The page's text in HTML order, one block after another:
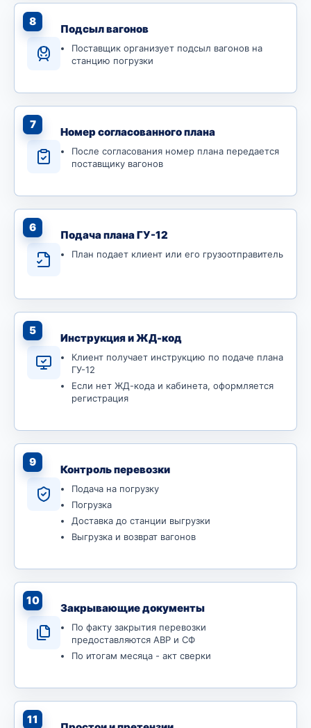
8
Подсыл вагонов
Поставщик организует подсыл вагонов на
станцию погрузки
7
Номер согласованного плана
После согласования номер плана передается
поставщику вагонов
6
Подача плана ГУ-12
План подает клиент или его грузоотправитель
5
Инструкция и ЖД-код
Клиент получает инструкцию по подаче плана
ГУ-12
Если нет ЖД-кода и кабинета, оформляется
регистрация
9
Контроль перевозки
Подача на погрузку
Погрузка
Доставка до станции выгрузки
Выгрузка и возврат вагонов
10
Закрывающие документы
По факту закрытия перевозки
предоставляются АВР и СФ
По итогам месяца - акт сверки
11